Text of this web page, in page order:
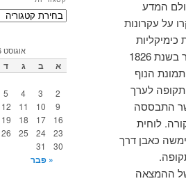
המדע
על עקרונות
ובלוחות של מתכת. בהקשר זה בלט במיוחד הממציא הצרפתי ניספור נייפס, אשר בשנת 1826
הנוף
לערך
התבססה
לוחית
כאבן דרך
של ההמצאה
קטגוריות
אוגוסט 2026
א ב ג ד
2
3
4
5
9
10
11
12
16
17
18
19
23
24
25
26
30
31
« פבר